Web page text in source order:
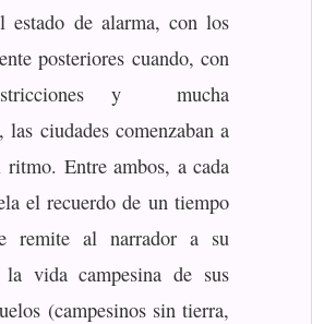
estado de alarma, con los
posteriores cuando, con
y mucha
las ciudades comenzaban a
ritmo. Entre ambos, a cada
el recuerdo de un tiempo
remite al narrador a su
vida campesina de sus
(campesinos sin tierra,